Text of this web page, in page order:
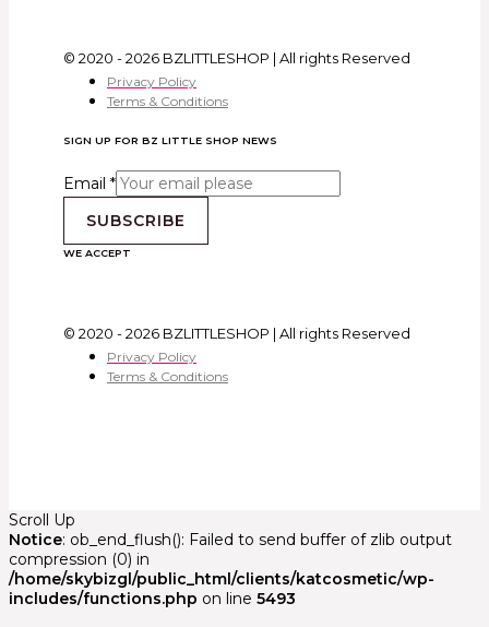
© 2020 - 2026 BZLITTLESHOP | All rights Reserved
Privacy Policy
Terms & Conditions
SIGN UP FOR BZ LITTLE SHOP NEWS
Email *
SUBSCRIBE
WE ACCEPT
© 2020 - 2026 BZLITTLESHOP | All rights Reserved
Privacy Policy
Terms & Conditions
Scroll Up
Notice: ob_end_flush(): Failed to send buffer of zlib output
compression (0) in
/home/skybizgl/public_html/clients/katcosmetic/wp-
includes/functions.php on line 5493